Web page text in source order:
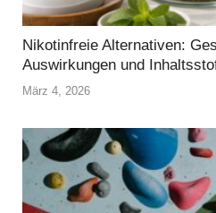
Nikotinfreie Alternativen:
Auswirkungen und
März 4, 2026